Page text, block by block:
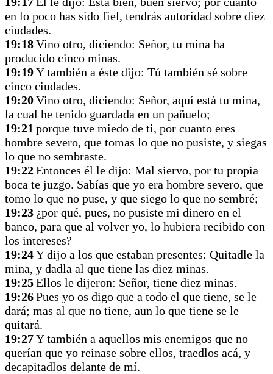
en lo poco has sido fiel, tendrás autoridad sobre diez
ciudades.
19:18Vino otro, diciendo: Señor, tu mina ha
producido cinco minas.
19:19Y también a éste dijo: Tú también sé sobre
cinco ciudades.
19:20Vino otro, diciendo: Señor, aquí está tu mina,
la cual he tenido guardada en un pañuelo;
19:21 porque tuve miedo de ti, por cuanto eres
hombre severo, que tomas lo que no pusiste, y siegas
lo que no sembraste.
19:22Entonces él le dijo: Mal siervo, por tu propia
boca te juzgo. Sabías que yo era hombre severo, que
tomo lo que no puse, y que siego lo que no sembré;
19:23 ¿por qué, pues, no pusiste mi dinero en el
banco, para que al volver yo, lo hubiera recibido con
los intereses?
19:24Y dijo a los que estaban presentes: Quitadle la
mina, y dadla al que tiene las diez minas.
19:25Ellos le dijeron: Señor, tiene diez minas.
19:26Pues yo os digo que a todo el que tiene, se le
dará; mas al que no tiene, aun lo que tiene se le
quitará.
19:27Y también a aquellos mis enemigos que no
querían que yo reinase sobre ellos, traedlos acá, y
decapitadlos delante de mí.